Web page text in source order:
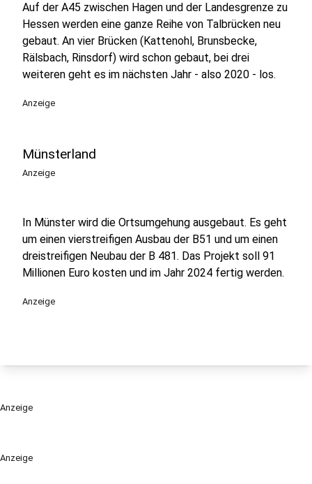
Anzeige
Auf der A45 zwischen Hagen und der Landesgrenze zu
Hessen werden eine ganze Reihe von Talbrücken neu
gebaut. An vier Brücken (Kattenohl, Brunsbecke,
Rälsbach, Rinsdorf) wird schon gebaut, bei drei
weiteren geht es im nächsten Jahr - also 2020 - los.
Anzeige
Münsterland
Anzeige
In Münster wird die Ortsumgehung ausgebaut. Es geht
um einen vierstreifigen Ausbau der B51 und um einen
dreistreifigen Neubau der B 481. Das Projekt soll 91
Millionen Euro kosten und im Jahr 2024 fertig werden.
Anzeige
Anzeige